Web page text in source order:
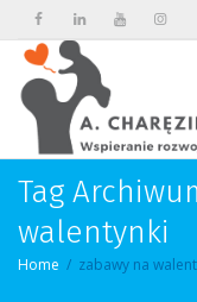
Tag
walentynki
Home zabawy na